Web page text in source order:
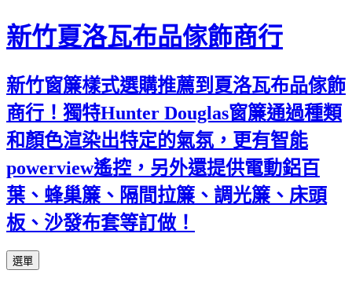
新竹夏洛瓦布品傢飾商行
新竹窗簾樣式選購推薦到夏洛瓦布品傢飾
商行！獨特Hunter Douglas窗簾通過種類
和顏色渲染出特定的氣氛，更有智能
powerview遙控，另外還提供電動鋁百
葉、蜂巢簾、隔間拉簾、調光簾、床頭
板、沙發布套等訂做！
選單